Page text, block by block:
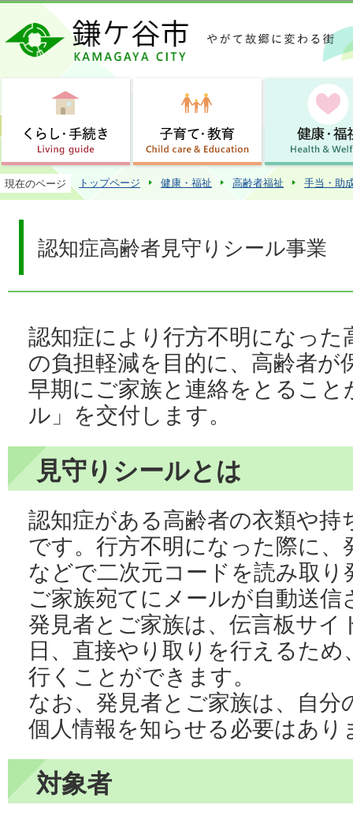
この
現在のページ トップページ 健康・福祉 高齢者福祉 手当・助
認知症高齢者見守りシール事業
認知症により行方不明になった
の負担軽減を目的に、高齢者が
早期にご家族と連絡をとるこ
ル」を交付します。
見守りシールとは
認知症がある高齢者の衣類や
です。行方不明になった際に
などで二次元コードを読み取
ご家族宛てにメールが自動送信
発見者とご家族は、伝言板サイ
日、直接やり取りを行えるた
行くことができます。
なお、発見者とご家族は、自分
個人情報を知らせる必要はあり
対象者